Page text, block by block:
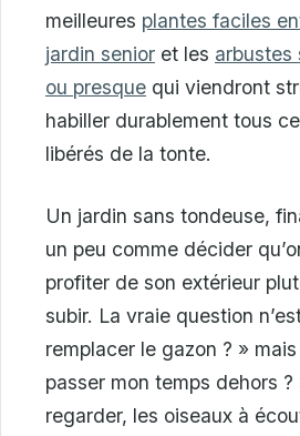
meilleures plantes faciles
jardin senior et les arbustes
ou presque qui viendront
habiller durablement tous
libérés de la tonte.
Un jardin sans tondeuse,
un peu comme décider
profiter de son extérieur
subir. La vraie question
remplacer le gazon ? »
passer mon temps dehors
regarder, les oiseaux à